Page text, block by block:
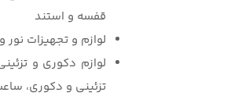
قفسه و استند
لوازم و تجهیزات نور
لوازم دکوری و
تزئینی و دکوری،